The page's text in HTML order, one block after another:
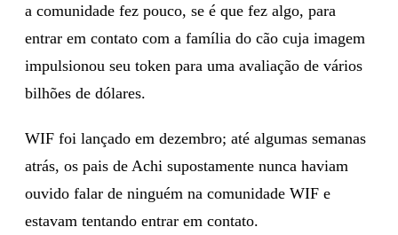
a comunidade fez pouco, se é que fez algo, para
entrar em contato com a família do cão cuja imagem
impulsionou seu token para uma avaliação de vários
bilhões de dólares.
WIF foi lançado em dezembro; até algumas semanas
atrás, os pais de Achi supostamente nunca haviam
ouvido falar de ninguém na comunidade WIF e
estavam tentando entrar em contato.